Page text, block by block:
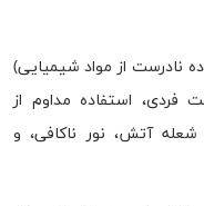
نادرست از مواد شیمیایی)
فردی، استفاده مداوم از
آتش، نور ناکافی، و